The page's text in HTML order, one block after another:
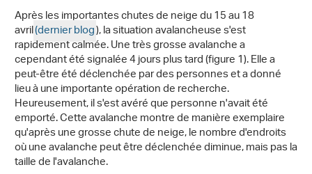
Après les importantes chutes de neige du 15 au 18
avril(dernier blog), la situation avalancheuse s'est
rapidement calmée. Une très grosse avalanche a
cependant été signalée 4 jours plus tard (figure 1). Elle a
peut-être été déclenchée par des personnes et a donné
lieu à une importante opération de recherche.
Heureusement, il s'est avéré que personne n'avait été
emporté. Cette avalanche montre de manière exemplaire
qu'après une grosse chute de neige, le nombre d'endroits
où une avalanche peut être déclenchée diminue, mais pas la
taille de l'avalanche.